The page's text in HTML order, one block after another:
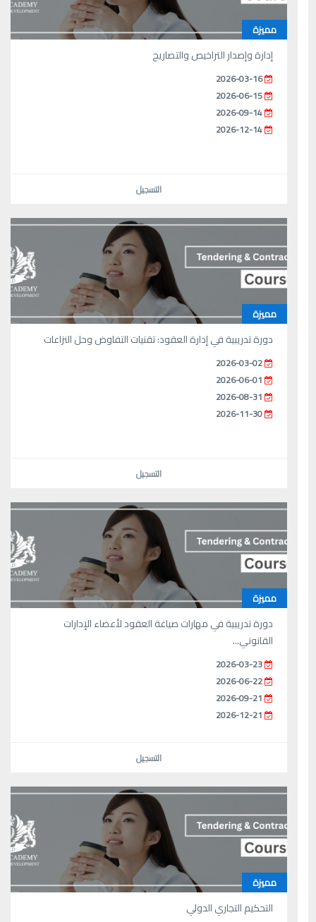
مميزة
إدارة وإصدار التراخيص والتصاريح
2026-03-16
2026-06-15
2026-09-14
2026-12-14
التسجيل
مميزة
دورة تدريبية في إدارة العقود: تقنيات التفاوض وحل النزاعات
2026-03-02
2026-06-01
2026-08-31
2026-11-30
التسجيل
مميزة
دورة تدريبية في مهارات صياغة العقود لأعضاء الإدارات
القانوني...
2026-03-23
2026-06-22
2026-09-21
2026-12-21
التسجيل
مميزة
التحكيم التجاري الدولي